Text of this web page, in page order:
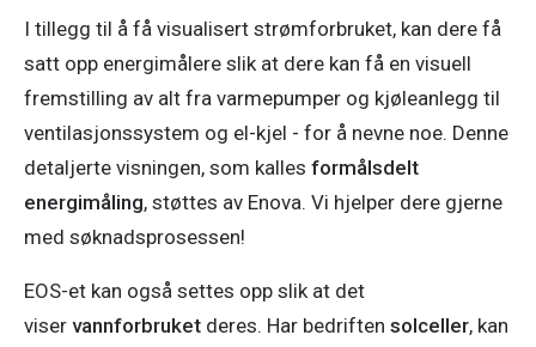
I tillegg til å få visualisert strømforbruket, kan dere få
satt opp energimålere slik at dere kan få en visuell
fremstilling av alt fra varmepumper og kjøleanlegg til
ventilasjonssystem og el-kjel - for å nevne noe. Denne
detaljerte visningen, som kalles formålsdelt
energimåling, støttes av Enova. Vi hjelper dere gjerne
med søknadsprosessen!
EOS-et kan også settes opp slik at det
viser vannforbruket deres. Har bedriften solceller, kan